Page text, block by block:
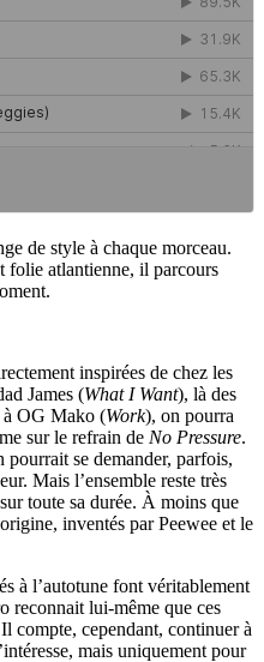
de style à chaque morceau.
folie atlantienne, il parcours
inspirées de chez les
James (What I Want), là des
à OG Mako (Work), on pourra
sur le refrain de No Pressure.
pourrait se demander, parfois,
Mais l’ensemble reste très
toute sa durée. À moins que
inventés par Peewee et le
à l’autotune font véritablement
reconnait lui-même que ces
compte, cependant, continuer à
mais uniquement pour